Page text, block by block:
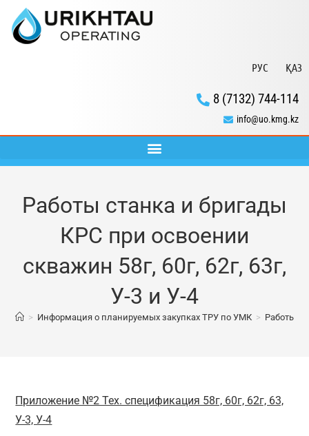
РУС ҚАЗ
8 (7132) 744-114
info@uo.kmg.kz
Работы станка и бригады
КРС при освоении
скважин 58г, 60г, 62г, 63г,
У-3 и У-4
> Информация о планируемых закупках ТРУ по УМК > Работы
Приложение №2 Тех. спецификация 58г, 60г, 62г, 63,
У-3, У-4